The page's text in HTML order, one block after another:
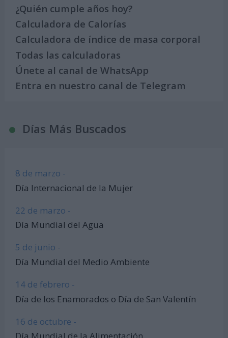
¿Quién cumple años hoy?
Calculadora de Calorías
Calculadora de índice de masa corporal
Todas las calculadoras
Únete al canal de WhatsApp
Entra en nuestro canal de Telegram
Días Más Buscados
8 de marzo -
Día Internacional de la Mujer
22 de marzo -
Día Mundial del Agua
5 de junio -
Día Mundial del Medio Ambiente
14 de febrero -
Día de los Enamorados o Día de San Valentín
16 de octubre -